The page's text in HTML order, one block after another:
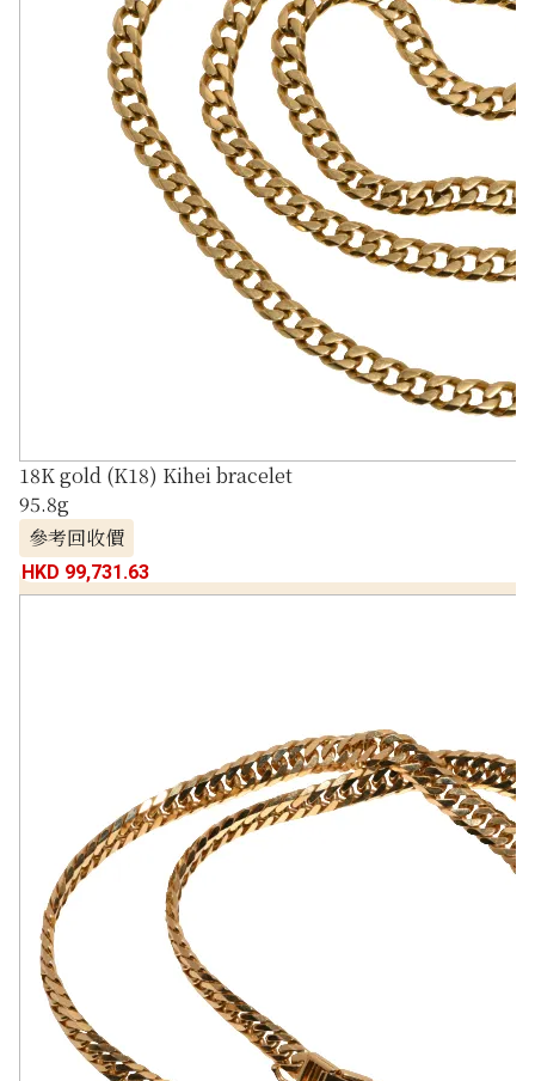
18K gold (K18) Kihei bracelet
95.8g
參考回收價
HKD 99,731.63